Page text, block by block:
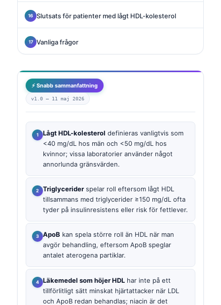
Slutsats för patienter med lågt HDL-kolesterol
Vanliga frågor
⚡ Snabb sammanfattning
v1.0 — 11 maj 2026
Lågt HDL-kolesterol definieras vanligtvis som
<40 mg/dL hos män och <50 mg/dL hos
kvinnor; vissa laboratorier använder något
annorlunda gränsvärden.
Triglycerider spelar roll eftersom lågt HDL
tillsammans med triglycerider ≥150 mg/dL ofta
tyder på insulinresistens eller risk för fettlever.
ApoB kan spela större roll än HDL när man
avgör behandling, eftersom ApoB speglar
antalet aterogena partiklar.
Läkemedel som höjer HDL har inte på ett
tillförlitligt sätt minskat hjärtattacker när LDL
och ApoB redan behandlas; niacin är det